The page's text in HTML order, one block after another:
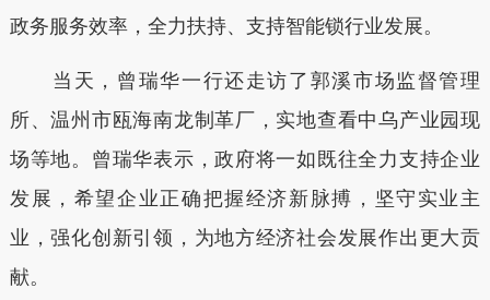
政务服务效率，全力扶持、支持智能锁行业发展。
当天，曾瑞华一行还走访了郭溪市场监督管理
所、温州市瓯海南龙制革厂，实地查看中乌产业园现
场等地。曾瑞华表示，政府将一如既往全力支持企业
发展，希望企业正确把握经济新脉搏，坚守实业主
业，强化创新引领，为地方经济社会发展作出更大贡
献。